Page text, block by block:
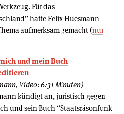
Für das
hatte Felix Huesmann
aufmerksam gemacht (nur
und mein Buch
Video: 6:31 Minuten)
kündigt an, juristisch gegen
und sein Buch “Staatsräsonfunk